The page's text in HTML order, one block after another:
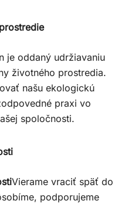
je oddaný udržiavaniu
životného prostredia.
našu ekologickú
praxi vo
spoločnosti.
Vierame vraciť späť do
podporujeme